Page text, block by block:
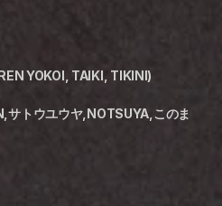
YOKOI, TAIKI, TIKINI)
トウユウヤ,NOTSUYA,このま